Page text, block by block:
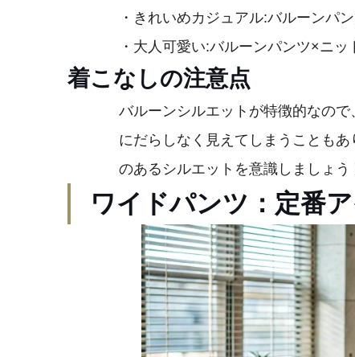
・きれいめカジュアル:バルーンパ
・大人可愛い:バルーンパンツ×ニ
着こなしの注意点
バルーンシルエットが特徴的なの
にだらしなく見えてしまうことも
のあるシルエットを意識しましょう
ワイドパンツ：定番